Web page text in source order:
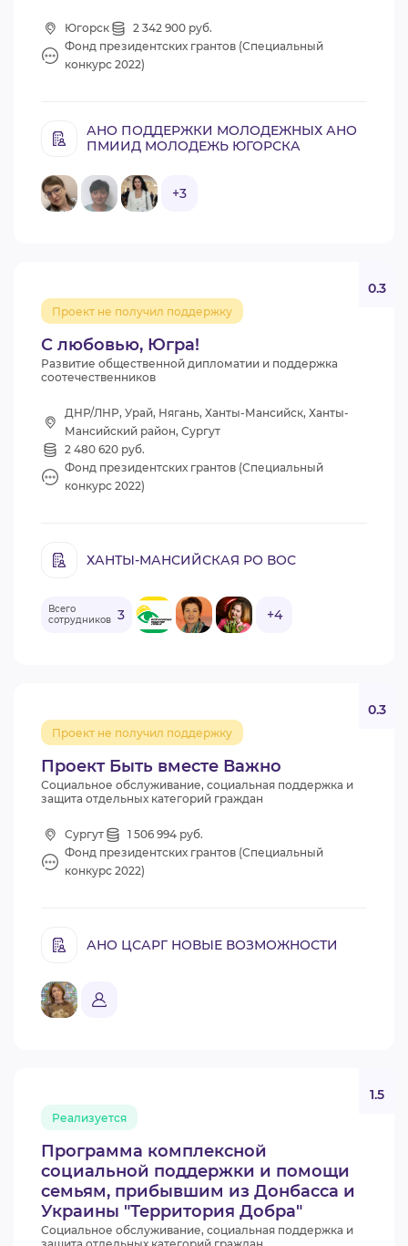
Югорск
2 342 900 руб.
Фонд президентских грантов (Специальный
конкурс 2022)
АНО ПОДДЕРЖКИ МОЛОДЕЖНЫХ АНО
ПМИИД МОЛОДЕЖЬ ЮГОРСКА
+3
С любовью, Югра!
Проект не получил поддержку
0.3
Развитие общественной дипломатии и поддержка
соотечественников
ДНР/ЛНР, Урай, Нягань, Ханты-Мансийск, Ханты-
Мансийский район, Сургут
2 480 620 руб.
Фонд президентских грантов (Специальный
конкурс 2022)
ХАНТЫ-МАНСИЙСКАЯ РО ВОС
Всего
сотрудников 3 +4
Проект Быть вместе Важно
Проект не получил поддержку
0.3
Социальное обслуживание, социальная поддержка и
защита отдельных категорий граждан
Сургут
1 506 994 руб.
Фонд президентских грантов (Специальный
конкурс 2022)
АНО ЦСАРГ НОВЫЕ ВОЗМОЖНОСТИ
Программа комплексной
социальной поддержки и помощи
семьям, прибывшим из Донбасса и
Украины "Территория Добра"
Реализуется
1.5
Социальное обслуживание, социальная поддержка и